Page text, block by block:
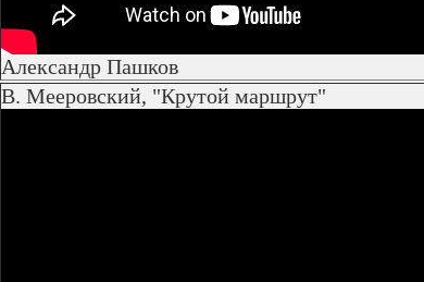
Александр Пашков
В. Мееровский, "Крутой маршрут"